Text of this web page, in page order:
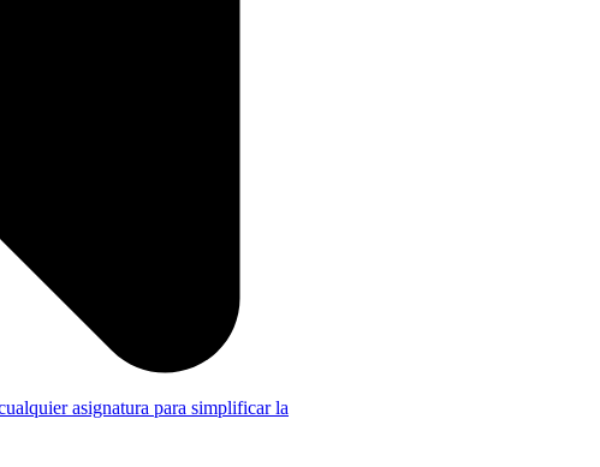
asignatura para simplificar la